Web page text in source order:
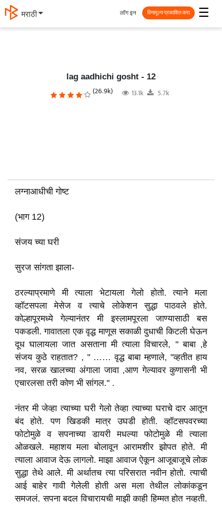
मराठी ☰
लॉग इन विनामूल्य प्रकाशित करा
lag aadhichi gosht - 12
(26.9k) 13.1k 5.7k
लग्नाआधीची गोष्ट
(भाग 12)
संजय च्या घरी
सुरज सांगता झाला-
ठरल्याप्रमाणे मी त्याला भेटायला गेलो होतो. त्याने मला
व्हॉटसपला मेसेज व त्याचे लोकेशन सुद्धा पाठवले होते.
कोल्हापूरमध्ये गेल्यानंतर मी इस्लामपूरला जाण्यासाठी बस
पकडली. गावातला एक वृद्ध माणूस सकाळी दुधाची किटली घेऊन
दूध घालायला जात असताना मी त्याला विचारले, " बाबा ,हे
संजय कुठे राहतात? , " …… वृद्ध बाबा म्हणाले, "व्हतीत हाय
नव, सरळ खालच्या अंगाला जावा ,आण गेल्यावर कुणासनी भी
एचारलसा तरी कोण भी सांगल." .
नंतर मी जेव्हा त्याच्या घरी गेलो तेव्हा त्याच्या घराचे दार आतून
बंद होते. पण खिडकी मात्र उघडी होती. व्हॉटसपवरच्या
फोटोमुळे व सपनाच्या डायरी मधल्या फोटोमुळे मी त्याला
ओळखले. महाशय मला बोलावून आरामशीर झोपत होते. मी
त्याला आवाज देऊ लागलो. माझा आवाज ऐकून आजूबाजूचे लोक
सुद्धा तेथे आले. मी अर्थातच त्या परिसरात नवीन होतो. त्याची
आई बाहेर गावी गेलेली होती अस मला तेथील लोकांकडून
समजलं. सपना बदल विचारायची माझी काही हिम्मत होत नव्हती.